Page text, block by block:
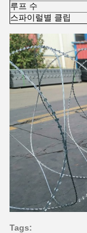
루프 수
스파이럴별 클립
Tags: